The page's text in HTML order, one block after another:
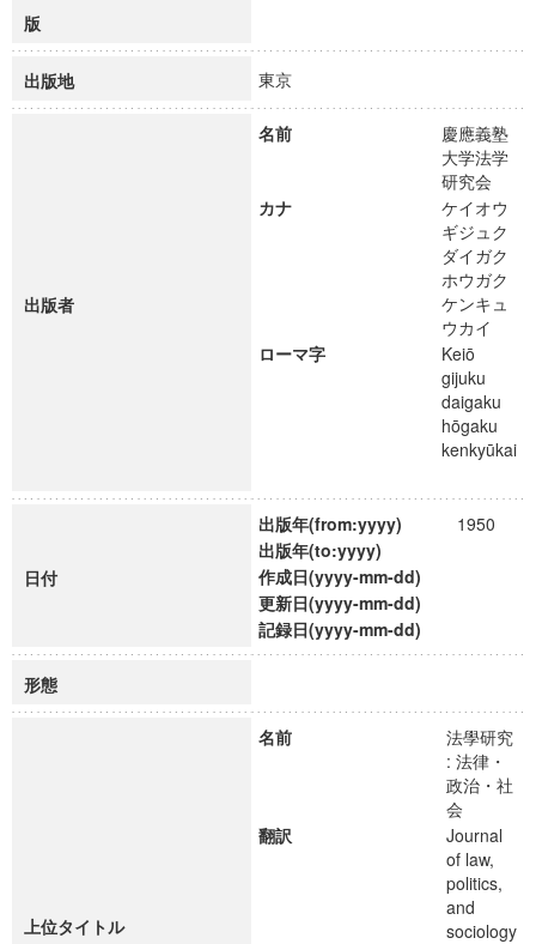
版
出版地 東京
出版者
名前
慶應義塾
大学法学
研究会
カナ
ケイオウ
ギジュク
ダイガク
ホウガク
ケンキュ
ウカイ
ローマ字
Keiō
gijuku
daigaku
hōgaku
kenkyūkai
日付
出版年(from:yyyy)
1950
出版年(to:yyyy)
作成日(yyyy-mm-dd)
更新日(yyyy-mm-dd)
記録日(yyyy-mm-dd)
形態
上位タイトル
名前
法學研究
: 法律・
政治・社
会
翻訳
Journal
of law,
politics,
and
sociology